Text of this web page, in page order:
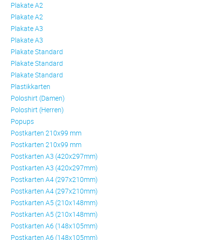
Plakate A2
Plakate A2
Plakate A3
Plakate A3
Plakate Standard
Plakate Standard
Plakate Standard
Plastikkarten
Poloshirt (Damen)
Poloshirt (Herren)
Popups
Postkarten 210x99 mm
Postkarten 210x99 mm
Postkarten A3 (420x297mm)
Postkarten A3 (420x297mm)
Postkarten A4 (297x210mm)
Postkarten A4 (297x210mm)
Postkarten A5 (210x148mm)
Postkarten A5 (210x148mm)
Postkarten A6 (148x105mm)
Postkarten A6 (148x105mm)